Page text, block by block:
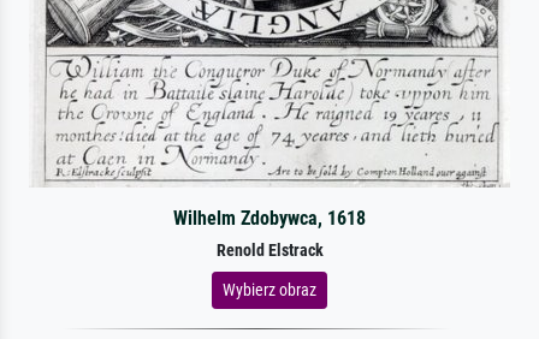
Wilhelm Zdobywca, 1618
Renold Elstrack
Wybierz obraz